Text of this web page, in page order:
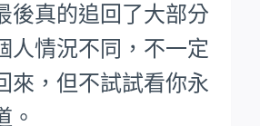
後真的追回了大部分
人情況不同，不一定
來，但不試試看你永
。